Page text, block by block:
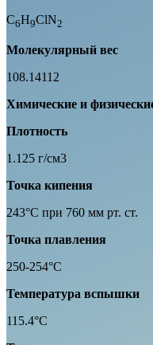
C6H9ClN2
Молекулярный вес
108.14112
Химические и
Плотность
1.125 г/см3
Точка кипения
243°C при 760 мм рт. ст.
Точка плавления
250-254°C
Температура вспышки
115.4°C